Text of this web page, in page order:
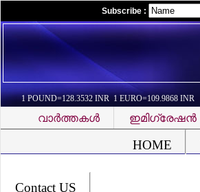
Subscribe :
1 POUND=128.3532 INR 1 EURO=109.9868 INR
വാര്‍ത്തകള്‍
ഇമിഗ്രേഷന്‍
HOME
Contact US